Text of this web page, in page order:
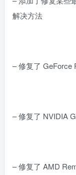
解决方法
– 修复了 GeForce
– 修复了 NVIDIA
– 修复了 AMD